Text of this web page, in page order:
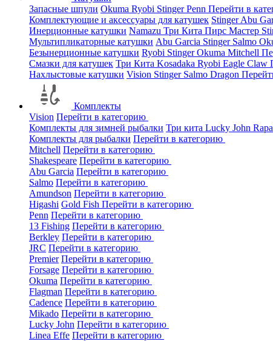
Запасные шпули Okuma Ryobi StingerPenn Перейти в
Комплектующие и аксессуары для катушек StingerAbu
Инерционные катушки Namazu Три Кита Пирс Мастер
Мультипликаторные катушки Abu Garcia Stinger Salmo
Безынерционные катушки Ryobi StingerOkuma Mitchell
Смазки для катушек Три Кита Kosadaka Ryobi Eagle Claw
Нахлыстовые катушки Vision Stinger Salmo Dragon
Комплекты
Vision Перейти в категорию
Комплекты для зимней рыбалки Три кита Lucky John
Комплекты для рыбалки Перейти в категорию
Mitchell Перейти в категорию
Shakespeare Перейти в категорию
Abu Garcia Перейти в категорию
Salmo Перейти в категорию
Amundson Перейти в категорию
Higashi Gold Fish Перейти в категорию
Penn Перейти в категорию
13 Fishing Перейти в категорию
Berkley Перейти в категорию
JRC Перейти в категорию
Premier Перейти в категорию
Forsage Перейти в категорию
Okuma Перейти в категорию
Flagman Перейти в категорию
Cadence Перейти в категорию
Mikado Перейти в категорию
Lucky John Перейти в категорию
Linea Effe Перейти в категорию